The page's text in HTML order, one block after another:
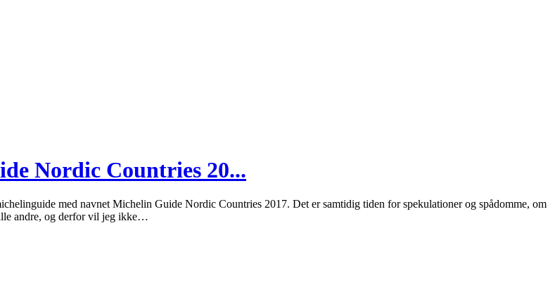
Nordic Countries 20...
med navnet Michelin Guide Nordic Countries 2017. Det er samtidig tiden for spekulationer og spådomme, om
andre, og derfor vil jeg ikke…